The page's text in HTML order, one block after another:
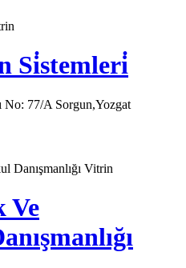
Si̇stemleri̇
No: 77/A Sorgun,Yozgat
Vitrin
Ve